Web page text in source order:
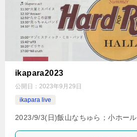
ikapara2023
公開日： 2023年9月29日
ikapara live
2023/9/3(日)飯山なちゅら；小ホール